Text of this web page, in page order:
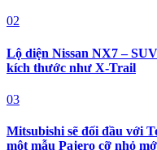
02
Lộ diện Nissan NX7 –
kích thước như X-Trail
03
Mitsubishi sẽ đối đầu với
một mẫu Pajero cỡ nhỏ